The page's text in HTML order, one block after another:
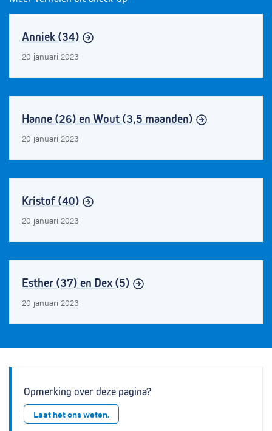
Anniek (34)
20 januari 2023
Hanne (26) en Wout (3,5 maanden)
20 januari 2023
Kristof (40)
20 januari 2023
Esther (37) en Dex (5)
20 januari 2023
Opmerking over deze pagina?
Laat het ons weten.